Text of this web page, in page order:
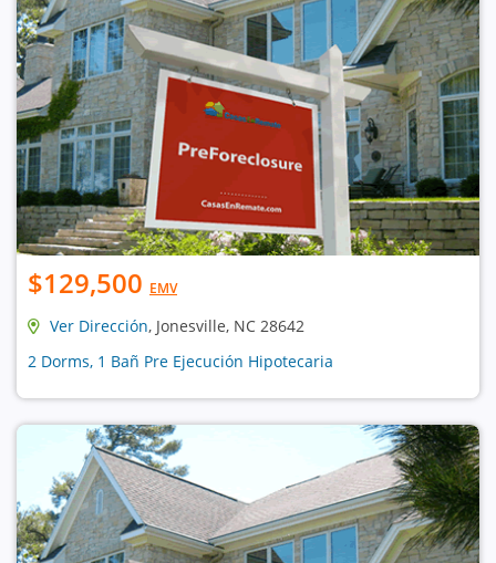
$129,500 EMV
Ver Dirección, Jonesville, NC 28642
2 Dorms, 1 Bañ Pre Ejecución Hipotecaria